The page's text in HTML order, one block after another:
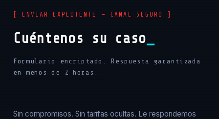
[ ENVIAR EXPEDIENTE — CANAL SEGURO ]
Cuéntenos su caso
Formulario encriptado. Respuesta garantizada
en menos de 2 horas.
Sin compromisos. Sin tarifas ocultas. Le respondemos